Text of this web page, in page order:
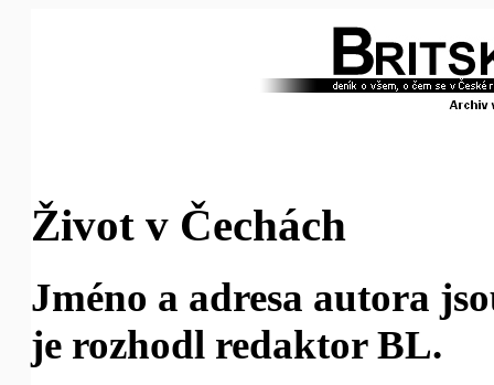
Život v Čechách
Jméno a adresa autora
je rozhodl redaktor BL.